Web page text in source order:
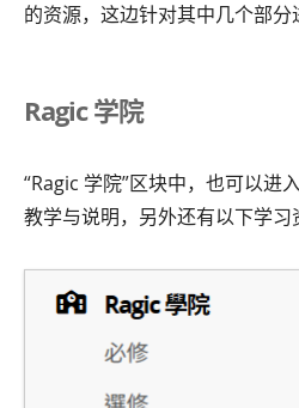
的资源，这边针对其中几个部分
Ragic 学院
“Ragic 学院”区块中，也可以进
教学与说明，另外还有以下学习